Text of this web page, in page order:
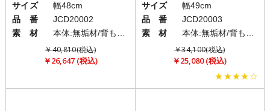
サイズ
幅48cm
品 番
JCD20002
素 材
本体:無垢材/背もたれ:PVC(レザー)/座面:ファブリック(布)
￥40,810(税込)
￥26,647 (税込)
サイズ
幅49cm
品 番
JCD20003
素 材
本体:無垢材/背もたれ:PVC(レザー)/座面:PVC(レザー)
￥34,100(税込)
￥25,080 (税込)
★★★★☆